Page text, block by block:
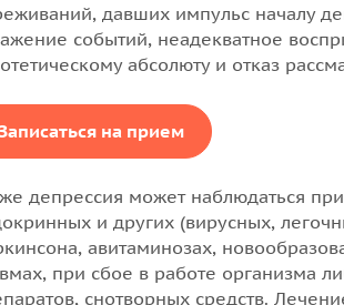
давших импульс началу
событий, неадекватное
абсолюту и отказ
на прием
депрессия может наблюдаться
и других (вирусных,
авитаминозах,
при сбое в работе организма
снотворных средств.